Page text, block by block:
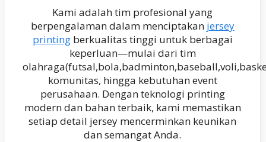
Kami adalah tim profesional yang
berpengalaman dalam menciptakan jersey
printingberkualitas tinggi untuk berbagai
keperluan—mulai dari tim
komunitas, hingga kebutuhan event
perusahaan. Dengan teknologi printing
modern dan bahan terbaik, kami memastikan
setiap detail jersey mencerminkan keunikan
dan semangat Anda.